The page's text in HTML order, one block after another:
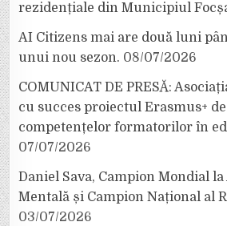
rezidențiale din Municipiul
AI Citizens mai are două luni
unui nou sezon. 08/07/2026
COMUNICAT DE PRESĂ:
cu succes proiectul Erasmus+
competențelor formatorilor în
07/07/2026
Daniel Sava, Campion Mondial
Mentală și Campion Național al
03/07/2026